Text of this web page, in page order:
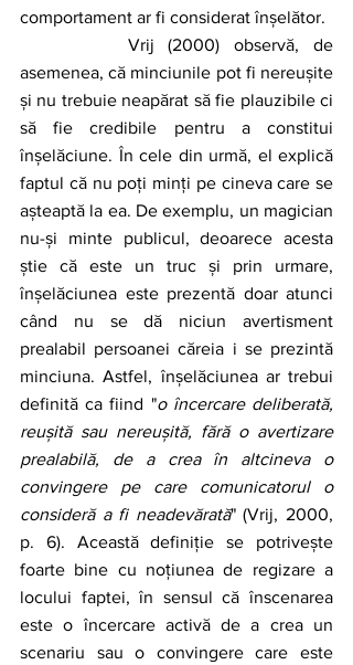
comportament ar fi considerat înșelător.
asemenea, că minciunile pot fi nereușite
și nu trebuie neapărat să fie plauzibile ci
să fie credibile pentru a constitui
înșelăciune. În cele din urmă, el explică
faptul că nu poți minți pe cineva care se
așteaptă la ea. De exemplu, un magician
nu-și minte publicul, deoarece acesta
știe că este un truc și prin urmare,
înșelăciunea este prezentă doar atunci
când nu se dă niciun avertisment
prealabil persoanei căreia i se prezintă
minciuna. Astfel, înșelăciunea ar trebui
definită ca fiind "o încercare deliberată,
reușită sau nereușită, fără o avertizare
prealabilă, de a crea în altcineva o
convingere pe care comunicatorul o
consideră a fi neadevărată" (Vrij, 2000,
p. 6). Această definiție se potrivește
foarte bine cu noțiunea de regizare a
locului faptei, în sensul că înscenarea
este o încercare activă de a crea un
scenariu sau o convingere care este